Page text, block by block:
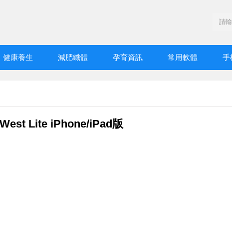
健康養生 減肥纖體 孕育資訊 常用軟體 手
Lite iPhone/iPad版